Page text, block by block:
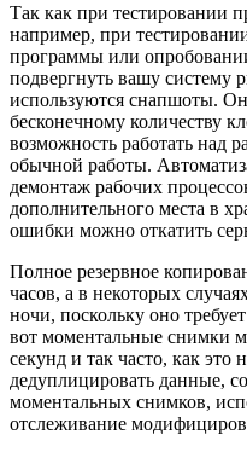
Так как при тестировании
например, при
программы или
подвергнуть вашу систему
используются снапшоты.
бесконечному количеству
возможность работать над
обычной работы.
демонтаж рабочих
дополнительного места в
ошибки можно откатить
Полное резервное
часов, а в некоторых
ночи, поскольку оно
вот моментальные снимки
секунд и так часто, как
дедуплицировать данные,
моментальных снимков,
отслеживание